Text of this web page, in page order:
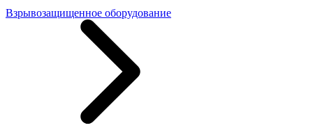
Взрывозащищенное оборудование